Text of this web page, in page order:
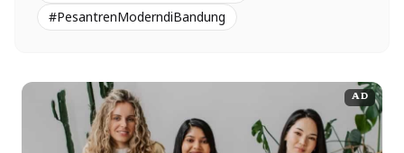
#PesantrenModerndiBandung
AD